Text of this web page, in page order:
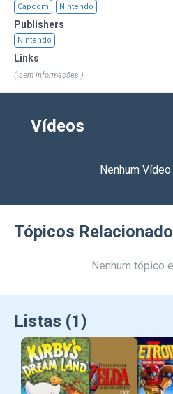
Capcom Nintendo
Publishers
Nintendo
Links
( sem informações )
Vídeos
Nenhum
Tópicos
Nenhum tópico
Listas (1)